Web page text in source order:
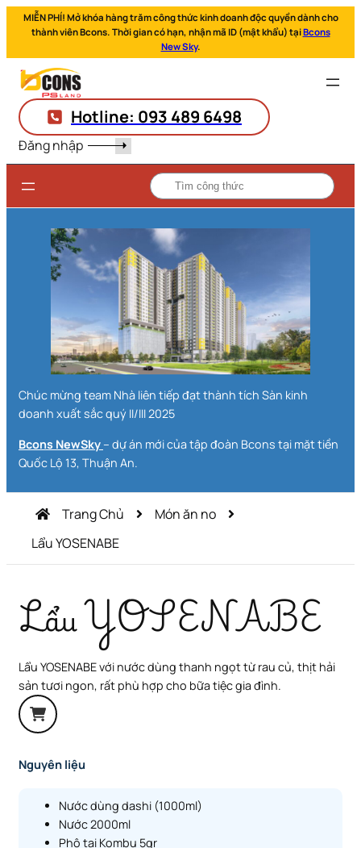
MIỄN PHÍ! Mở khóa hàng trăm công thức kinh doanh độc quyền dành cho
thành viên Bcons. Thời gian có hạn, nhận mã ID (mật khẩu) tạiBcons
New Sky.
Hotline: 093 489 6498
Đăng nhập
Chúc mừng team Nhà liên tiếp đạt thành tích Sàn kinh
doanh xuất sắc quý II/III 2025
Bcons NewSky– dự án mới của tập đoàn Bcons tại mặt tiền
Quốc Lộ 13, Thuận An.
Trang Chủ
Món ăn no
Lẩu YOSENABE
Lẩu YOSENABE
Lẩu YOSENABE với nước dùng thanh ngọt từ rau củ, thịt hải
sản tươi ngon, rất phù hợp cho bữa tiệc gia đình.
Nguyên liệu
Nước dùng dashi (1000ml)
Nước 2000ml
Phô tai Kombu 5gr